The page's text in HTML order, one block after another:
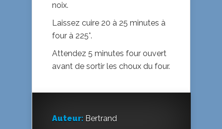
noix.
Laissez cuire 20 à 25 minutes à
four à 225°.
Attendez 5 minutes four ouvert
avant de sortir les choux du four.
Auteur: Bertrand